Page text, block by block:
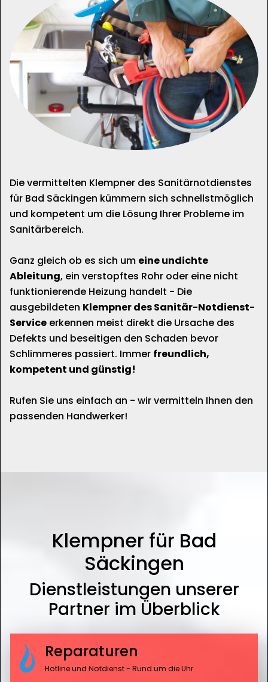
Die vermittelten Klempner des Sanitärnotdienstes
für Bad Säckingen kümmern sich schnellstmöglich
und kompetent um die Lösung Ihrer Probleme im
Sanitärbereich.
Ganz gleich ob es sich um eine undichte
Ableitung, ein verstopftes Rohr oder eine nicht
funktionierende Heizung handelt - Die
ausgebildeten Klempner des Sanitär-Notdienst-
Service erkennen meist direkt die Ursache des
Defekts und beseitigen den Schaden bevor
Schlimmeres passiert. Immer freundlich,
kompetent und günstig!
Rufen Sie uns einfach an - wir vermitteln Ihnen den
passenden Handwerker!
Klempner für Bad
Säckingen
Dienstleistungen unserer
Partner im Überblick
Reparaturen
Hotline und Notdienst - Rund um die Uhr